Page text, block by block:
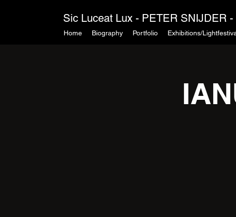
Sic Luceat Lux - PETER SNIJDER
Home Biography Portfolio Exhibitions/